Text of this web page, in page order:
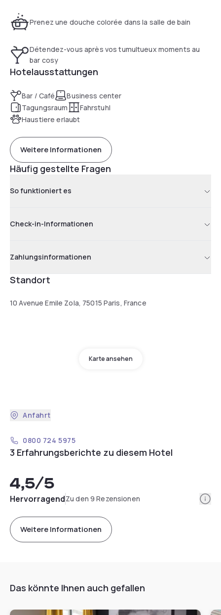
Prenez une douche colorée dans la salle de bain
Détendez-vous après vos tumultueux moments au
bar cosy
Hotelausstattungen
Bar / Café
Business center
Tagungsraum
Fahrstuhl
Haustiere erlaubt
Weitere Informationen
Häufig gestellte Fragen
So funktioniert es
Check-in-Informationen
Zahlungsinformationen
Standort
10 Avenue Emile Zola, 75015 Paris, France
Karte ansehen
Anfahrt
0800 724 5975
3 Erfahrungsberichte zu diesem Hotel
4,5/5
HervorragendZu den 9 Rezensionen
Weitere Informationen
Das könnte Ihnen auch gefallen